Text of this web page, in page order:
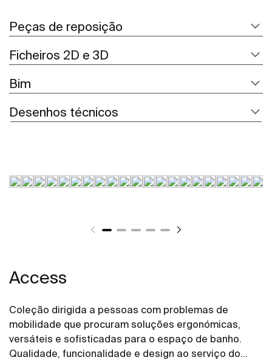
Peças de reposição
Ficheiros 2D e 3D
Bim
Desenhos técnicos
Access
Coleção dirigida a pessoas com problemas de
mobilidade que procuram soluções ergonómicas,
versáteis e sofisticadas para o espaço de banho.
Qualidade, funcionalidade e design ao serviço do